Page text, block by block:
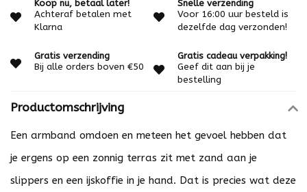
Koop nu, betaal later!
Achteraf betalen met
Klarna
Snelle verzending
Voor 16:00 uur besteld is
dezelfde dag verzonden!
Gratis verzending
Bij alle orders boven €50
Gratis cadeau verpakking!
Geef dit aan bij je
bestelling
Productomschrijving
Een armband omdoen en meteen het gevoel hebben dat
je ergens op een zonnig terras zit met zand aan je
slippers en een ijskoffie in je hand. Dat is precies wat deze